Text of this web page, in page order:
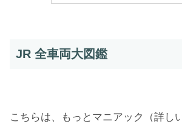
JR 全車両大図鑑
こちらは、もっとマニアック（詳し